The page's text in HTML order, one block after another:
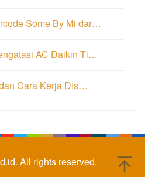
Some By Mi dar…
AC Daikin Ti…
Cara Kerja Dis…
All rights reserved.